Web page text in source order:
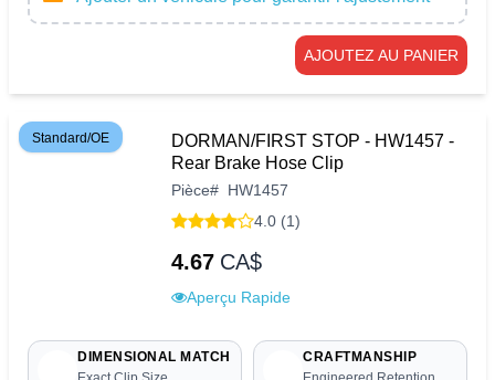
AJOUTEZ AU PANIER
Standard/OE
DORMAN/FIRST STOP - HW1457 -
Rear Brake Hose Clip
Pièce# HW1457
4.0 (1)
4.67 CA$
Aperçu Rapide
DIMENSIONAL MATCH
CRAFTMANSHIP